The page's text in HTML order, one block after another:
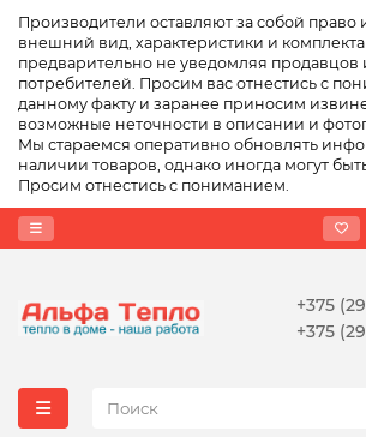
Производители оставляют за собой право
внешний вид, характеристики и
предварительно не уведомляя продавцов
потребителей. Просим вас отнестись с
данному факту и заранее приносим
возможные неточности в описании и
Мы стараемся оперативно обновлять
наличии товаров, однако иногда могут
Просим отнестись с пониманием.
+375
+375